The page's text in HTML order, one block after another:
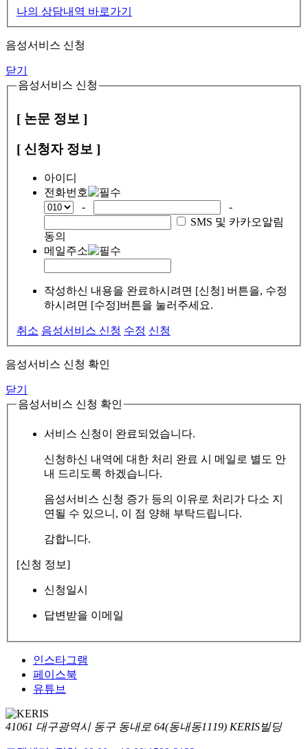
나의 상담내역 바로가기
음성서비스 신청
닫기
음성서비스 신청
[ 논문 정보 ]
[ 신청자 정보 ]
아이디
전화번호
-
-
SMS 및 카카오알림
동의
메일주소
작성하신 내용을 완료하시려면 [신청] 버튼을, 수정
하시려면 [수정]버튼을 눌러주세요.
취소 음성서비스 신청 수정 신청
음성서비스 신청 확인
닫기
음성서비스 신청 확인
서비스 신청이 완료되었습니다.
신청하신 내역에 대한 처리 완료 시 메일로 별도 안
내 드리도록 하겠습니다.
음성서비스 신청 증가 등의 이유로 처리가 다소 지
연될 수 있으니, 이 점 양해 부탁드립니다.
감합니다.
[신청 정보]
신청일시
답변받을 이메일
인스타그램
페이스북
유튜브
41061 대구광역시 동구 동내로 64(동내동1119) KERIS빌딩